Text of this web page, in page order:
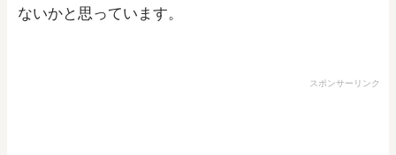
ないかと思っています。
スポンサーリンク